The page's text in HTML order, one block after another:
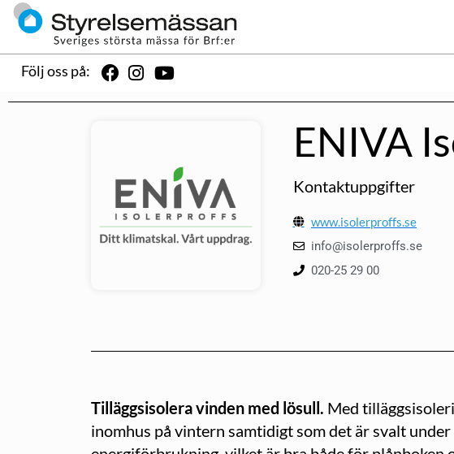
Följ oss på:
ENIVA
Kontaktuppgifter
www.isolerproffs.se
info@isolerproffs.se
020-25 29 00
Tilläggsisolera vinden med lösull. Med
inomhus på vintern samtidigt som det är svalt